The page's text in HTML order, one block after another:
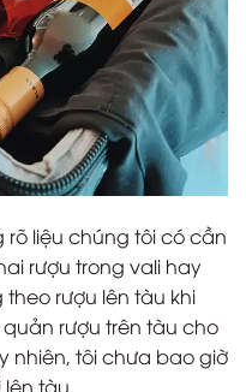
rõ liệu chúng tôi có cần
rượu trong vali hay
rượu lên tàu khi
rượu trên tàu cho
nhiên, tôi chưa bao giờ
tàu.